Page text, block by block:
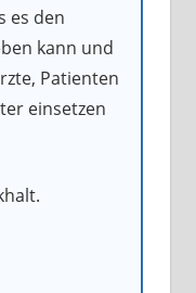
es den
kann und
Patienten
einsetzen